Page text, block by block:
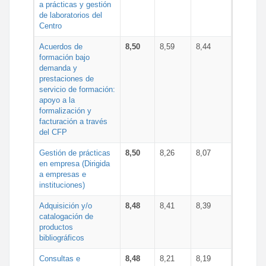
a prácticas y gestión
de laboratorios del
Centro
Acuerdos de
formación bajo
demanda y
prestaciones de
servicio de formación:
apoyo a la
formalización y
facturación a través
del CFP
8,50 8,59 8,44
Gestión de prácticas
en empresa (Dirigida
a empresas e
instituciones)
8,50 8,26 8,07
Adquisición y/o
catalogación de
productos
bibliográficos
8,48 8,41 8,39
Consultas e
8,48 8,21 8,19